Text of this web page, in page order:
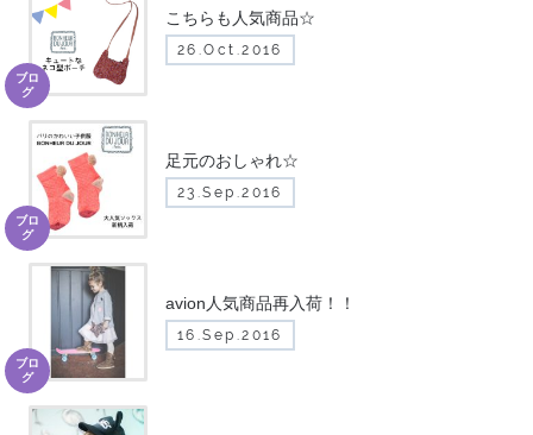
こちらも人気商品☆
26.Oct.2016
ブロ
グ
足元のおしゃれ☆
23.Sep.2016
ブロ
グ
avion人気商品再入荷！！
16.Sep.2016
ブロ
グ